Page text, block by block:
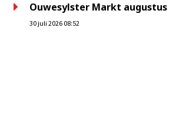
Ouwesylster Markt augustus
30 juli 2026 08:52